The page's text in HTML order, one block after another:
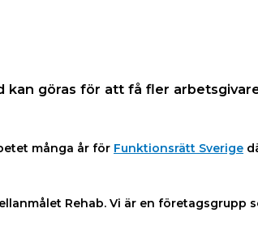
göras för att få fler
många år för Funktionsrätt Sverige
Rehab. Vi är en